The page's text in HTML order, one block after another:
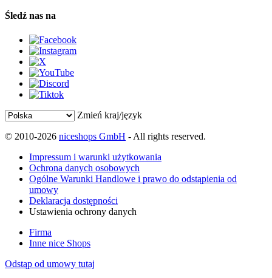
Śledź nas na
Zmień kraj/język
© 2010-2026 niceshops GmbH - All rights reserved.
Impressum i warunki użytkowania
Ochrona danych osobowych
Ogólne Warunki Handlowe i prawo do odstąpienia od
umowy
Deklaracja dostępności
Ustawienia ochrony danych
Firma
Inne nice Shops
Odstąp od umowy tutaj